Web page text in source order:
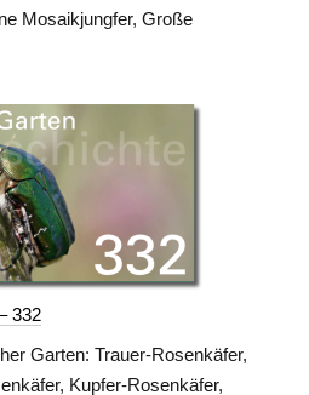
Mosaikjungfer, Große
332
Garten: Trauer-Rosenkäfer,
Kupfer-Rosenkäfer,